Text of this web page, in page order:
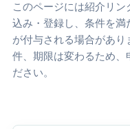
このページには紹介リ
込み・登録し、条件を
が付与される場合があ
件、期限は変わるため、
ださい。